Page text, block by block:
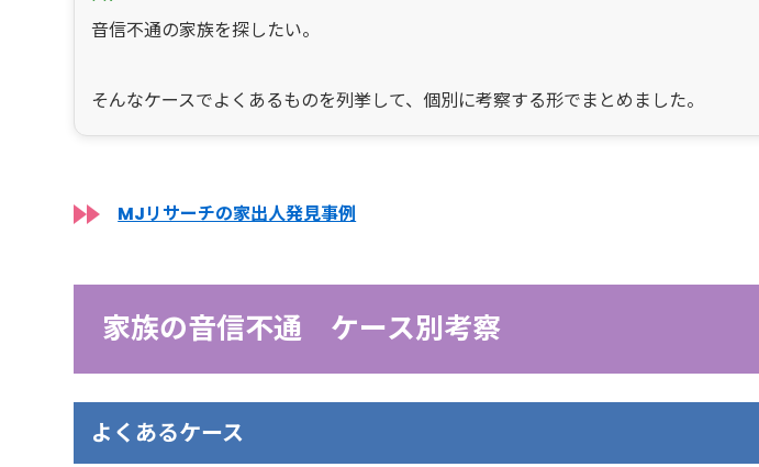
音信不通の家族を探したい。
そんなケースでよくあるものを列挙して、個別に考察する形でまとめました。
MJリサーチの家出人発見事例
家族の音信不通 ケース別考察
よくあるケース